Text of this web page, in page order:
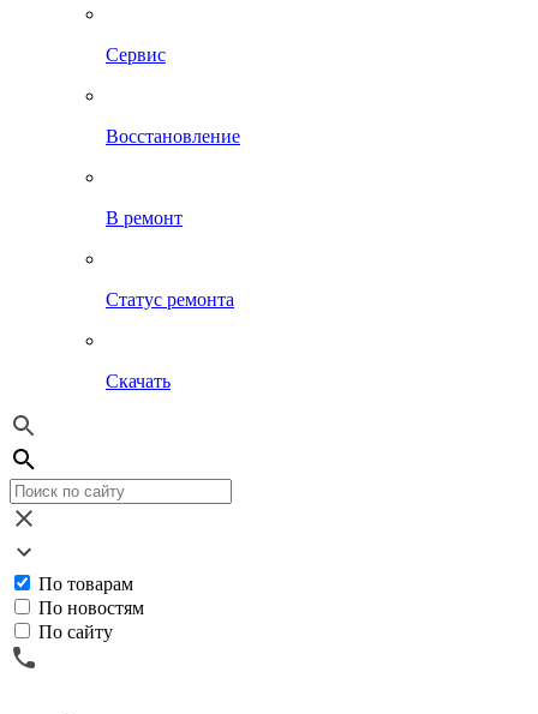
Сервис
Восстановление
В ремонт
Статус ремонта
Скачать
По товарам
По новостям
По сайту